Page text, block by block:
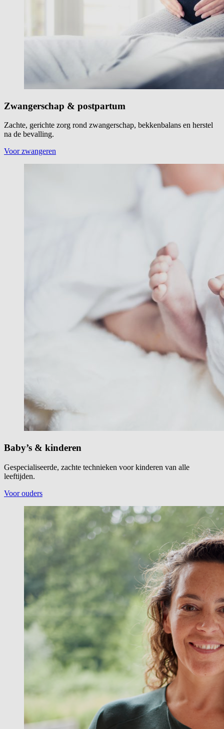
Zwangerschap & postpartum
Zachte, gerichte zorg rond zwangerschap, bekkenbalans en herstel
na de bevalling.
Voor zwangeren
Baby’s & kinderen
Gespecialiseerde, zachte technieken voor kinderen van alle
leeftijden.
Voor ouders